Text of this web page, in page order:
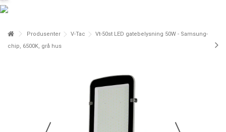
Produsenter V-Tac
Vt-50st LED gatebelysning 50W - Samsung-
chip, 6500K, grå hus